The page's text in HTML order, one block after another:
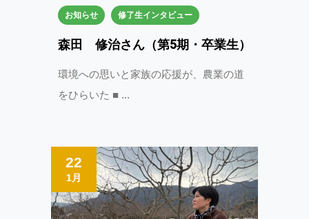
お知らせ 修了生インタビュー
森田 修治さん（第5期・卒業生）
環境への思いと家族の応援が、農業の道
をひらいた ■
22
1月